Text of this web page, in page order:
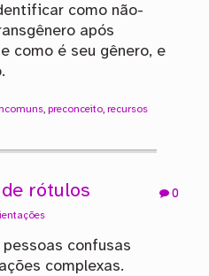
como não-
após
como é seu gênero, e
, preconceito, recursos
rótulos 0
confusas
complexas.